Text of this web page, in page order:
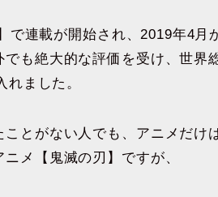
で連載が開始され、2019年4月
も絶大的な評価を受け、世界
ました。
とがない人でも、アニメだけ
メ【鬼滅の刃】ですが、